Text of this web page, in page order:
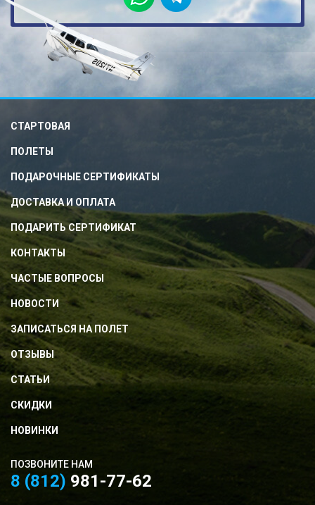
СТАРТОВАЯ
ПОЛЕТЫ
ПОДАРОЧНЫЕ СЕРТИФИКАТЫ
ДОСТАВКА И ОПЛАТА
ПОДАРИТЬ СЕРТИФИКАТ
КОНТАКТЫ
ЧАСТЫЕ ВОПРОСЫ
НОВОСТИ
ЗАПИСАТЬСЯ НА ПОЛЕТ
ОТЗЫВЫ
СТАТЬИ
СКИДКИ
НОВИНКИ
ПОЗВОНИТЕ НАМ
8 (812) 981-77-62